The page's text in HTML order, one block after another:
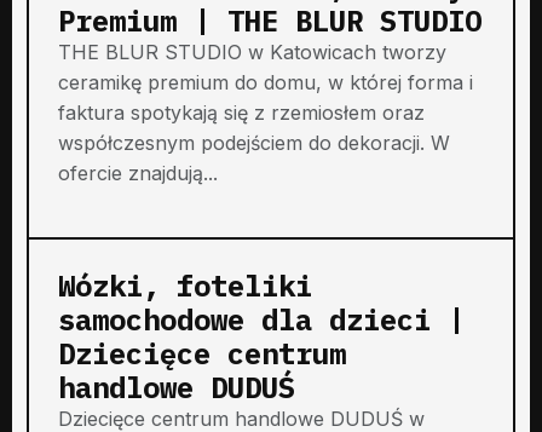
Premium | THE BLUR STUDIO
THE BLUR STUDIO w Katowicach tworzy
ceramikę premium do domu, w której forma i
faktura spotykają się z rzemiosłem oraz
współczesnym podejściem do dekoracji. W
ofercie znajdują...
Wózki, foteliki
samochodowe dla dzieci |
Dziecięce centrum
handlowe DUDUŚ
Dziecięce centrum handlowe DUDUŚ w